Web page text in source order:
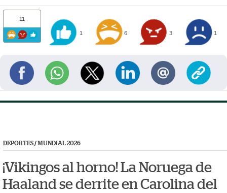
11
1 6 3 1
DEPORTES/ MUNDIAL 2026
¡Vikingos al horno! La Noruega de
Haaland se derrite en Carolina del